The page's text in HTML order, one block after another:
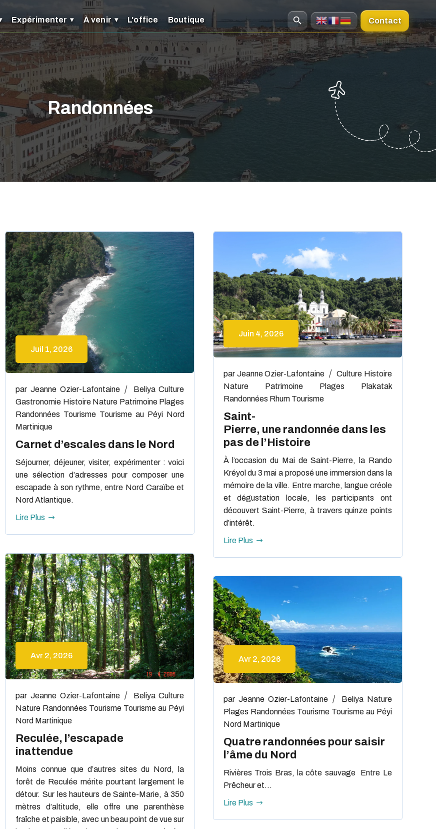
Expérimenter À venir L'office Boutique Contact
Randonnées
Juil 1, 2026
Carnet d’escales dans le Nord
parJeanne Ozier-Lafontaine Beliya Culture
Gastronomie Histoire Nature Patrimoine Plages
Randonnées Tourisme Tourisme au Péyi Nord
Martinique
Séjourner, déjeuner, visiter, expérimenter : voici
une sélection d’adresses pour composer une
escapade à son rythme, entre Nord Caraïbe et
Nord Atlantique.
Lire Plus
Avr 2, 2026
Reculée, l’escapade
inattendue
parJeanne Ozier-Lafontaine Beliya Culture
Nature Randonnées Tourisme Tourisme au Péyi
Nord Martinique
Moins connue que d’autres sites du Nord, la
forêt de Reculée mérite pourtant largement le
détour. Sur les hauteurs de Sainte-Marie, à 350
mètres d’altitude, elle offre une parenthèse
fraîche et paisible, avec un beau point de vue sur
Juin 4, 2026
Saint-
Pierre, une randonnée dans les
pas de l’Histoire
par Jeanne Ozier-Lafontaine Culture Histoire
Nature
Patrimoine Plages
Plakatak
Randonnées Rhum Tourisme
À l’occasion du Mai de Saint-Pierre, la Rando
Kréyol du 3 mai a proposé une immersion dans la
mémoire de la ville. Entre marche, langue créole
et dégustation locale, les participants ont
découvert Saint-Pierre, à travers quinze points
d’intérêt.
Lire Plus
Avr 2, 2026
Quatre randonnées pour saisir
l’âme du Nord
par Jeanne Ozier-Lafontaine Beliya Nature
Plages Randonnées Tourisme Tourisme au Péyi
Nord Martinique
Rivières Trois Bras, la côte sauvage Entre Le
Prêcheur et...
Lire Plus